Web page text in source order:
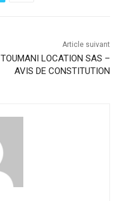
Article suivant
TOUMANI LOCATION SAS –
AVIS DE CONSTITUTION